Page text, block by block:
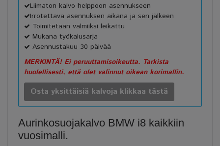
Liimaton kalvo helppoon asennukseen
Irrotettava asennuksen aikana ja sen jälkeen
Toimitetaan valmiiksi leikattu
Mukana työkalusarja
Asennustakuu 30 päivää
MERKINTÄ! Ei peruuttamisoikeutta. Tarkista
huolellisesti, että olet valinnut oikean korimallin.
Osta yksittäisiä kalvoja klikkaa tästä
Aurinkosuojakalvo BMW i8 kaikkiin
vuosimalli.